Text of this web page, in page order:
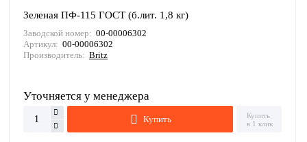
Зеленая ПФ-115 ГОСТ (б.лит. 1,8 кг)
Заводской номер: 00-00006302
Артикул: 00-00006302
Производитель: Britz
Уточняется у менеджера
Купить
Купить
в 1 клик